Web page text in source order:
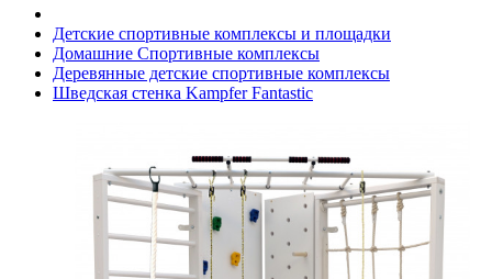
Детские спортивные комплексы и площадки
Домашние Спортивные комплексы
Деревянные детские спортивные комплексы
Шведская стенка Kampfer Fantastic